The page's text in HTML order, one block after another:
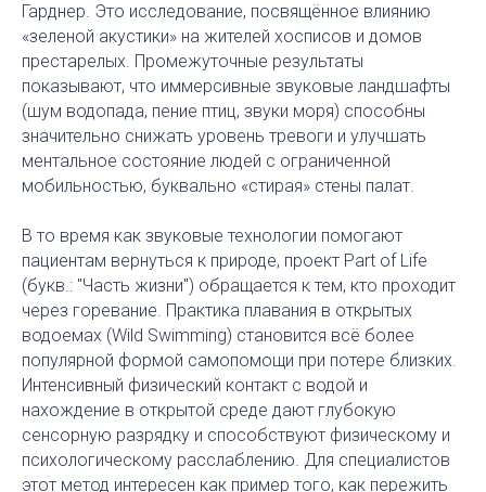
Гарднер. Это исследование, посвящённое влиянию
«зеленой акустики» на жителей хосписов и домов
престарелых. Промежуточные результаты
показывают, что иммерсивные звуковые ландшафты
(шум водопада, пение птиц, звуки моря) способны
значительно снижать уровень тревоги и улучшать
ментальное состояние людей с ограниченной
мобильностью, буквально «стирая» стены палат.
В то время как звуковые технологии помогают
пациентам вернуться к природе, проект Part of Life
(букв.: "Часть жизни") обращается к тем, кто проходит
через горевание. Практика плавания в открытых
водоемах (Wild Swimming) становится всё более
популярной формой самопомощи при потере близких.
Интенсивный физический контакт с водой и
нахождение в открытой среде дают глубокую
сенсорную разрядку и способствуют физическому и
психологическому расслаблению. Для специалистов
этот метод интересен как пример того, как пережить